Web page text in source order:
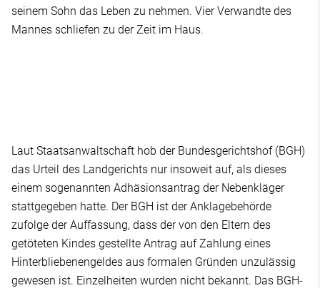
seinem Sohn das Leben zu nehmen. Vier Verwandte des
Mannes schliefen zu der Zeit im Haus.
Laut Staatsanwaltschaft hob der Bundesgerichtshof (BGH)
das Urteil des Landgerichts nur insoweit auf, als dieses
einem sogenannten Adhäsionsantrag der Nebenkläger
stattgegeben hatte. Der BGH ist der Anklagebehörde
zufolge der Auffassung, dass der von den Eltern des
getöteten Kindes gestellte Antrag auf Zahlung eines
Hinterbliebenengeldes aus formalen Gründen unzulässig
gewesen ist. Einzelheiten wurden nicht bekannt. Das BGH-